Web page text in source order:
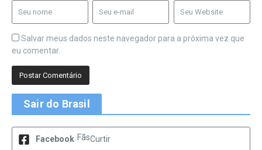
Salvar meus dados neste navegador para a próxima vez que
eu comentar.
Sair do Brasil
Facebook FãsCurtir